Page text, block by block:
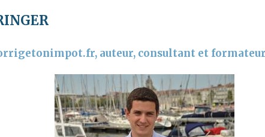
auteur, consultant et